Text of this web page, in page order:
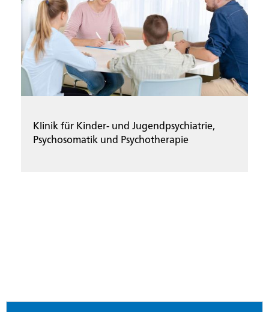
Klinik für Kinder- und Jugendpsychiatrie,
Psychosomatik und Psychotherapie